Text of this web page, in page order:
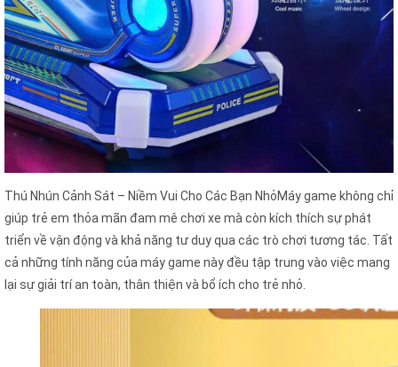
Thú Nhún Cảnh Sát – Niềm Vui Cho Các Bạn NhỏMáy game không chỉ
giúp trẻ em thỏa mãn đam mê chơi xe mà còn kích thích sự phát
triển về vận động và khả năng tư duy qua các trò chơi tương tác. Tất
cả những tính năng của máy game này đều tập trung vào việc mang
lại sự giải trí an toàn, thân thiện và bổ ích cho trẻ nhỏ.